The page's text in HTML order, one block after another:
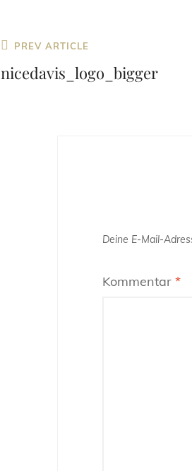
Beitragsnavigation
Previous
Post
PREV ARTICLE
nicedavis_logo_bigger
Deine E-Mail-
Kommentar *